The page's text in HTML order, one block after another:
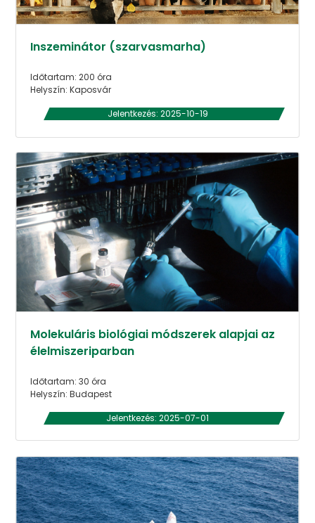
Inszeminátor (szarvasmarha)
Időtartam: 200 óra
Helyszín: Kaposvár
Jelentkezés: 2025-10-19
Molekuláris biológiai módszerek alapjai az
élelmiszeriparban
Időtartam: 30 óra
Helyszín: Budapest
Jelentkezés: 2025-07-01